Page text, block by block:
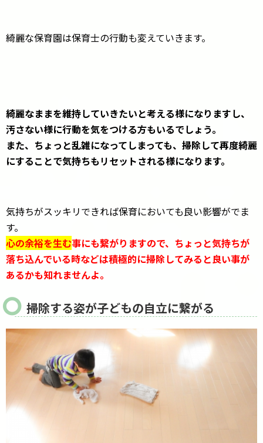
綺麗な保育園は保育士の行動も変えていきます。
綺麗なままを維持していきたいと考える様になりますし、
汚さない様に行動を気をつける方もいるでしょう。
また、ちょっと乱雑になってしまっても、掃除して再度綺麗
にすることで気持ちもリセットされる様になります。
気持ちがスッキリできれば保育においても良い影響がでま
す。
心の余裕を生む事にも繋がりますので、ちょっと気持ちが
落ち込んでいる時などは積極的に掃除してみると良い事が
あるかも知れませんよ。
掃除する姿が子どもの自立に繋がる